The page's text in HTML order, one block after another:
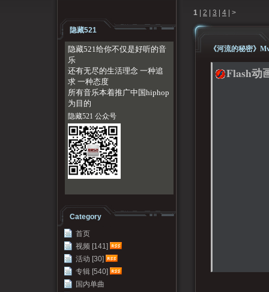
1 2 3 4 >
《河流的秘密》
Flash动
隐藏521
隐藏521给你不仅是好听的音
乐
还有无尽的生活理念 一种追
求 一种态度
所有音乐本着推广中国hiphop
为目的
隐藏521 公众号
Category
首页
视频 [141]
活动 [30]
专辑 [540]
国内单曲